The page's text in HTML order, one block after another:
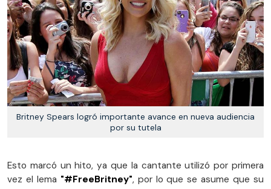
Britney Spears logró importante avance en nueva audiencia
por su tutela
Esto marcó un hito, ya que la cantante utilizó por primera
vez el lema "#FreeBritney", por lo que se asume que su